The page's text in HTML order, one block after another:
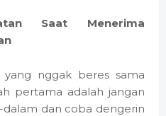
Saat Menerima
nggak beres sama
pertama adalah jangan
dalam dan coba dengerin